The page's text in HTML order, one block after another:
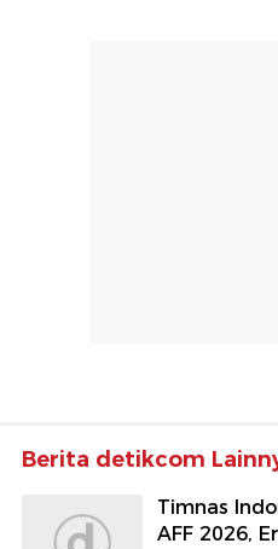
Berita detikcom
Timnas
AFF 2026,